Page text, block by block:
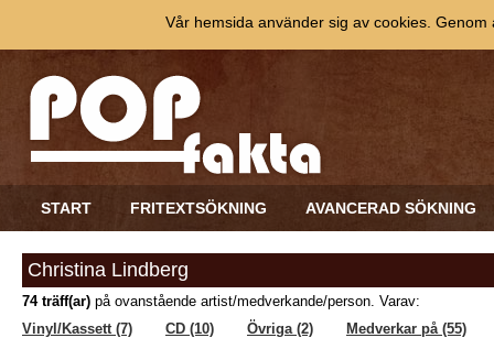
START FRITEXTSÖKNING AVANCERAD SÖKNING
Christina Lindberg
74 träff(ar) på ovanstående artist/medverkande/person. Varav:
Vinyl/Kassett (7)
CD (10) Övriga (2) Medverkar på (55)
Vår hemsida använder sig av cookies.